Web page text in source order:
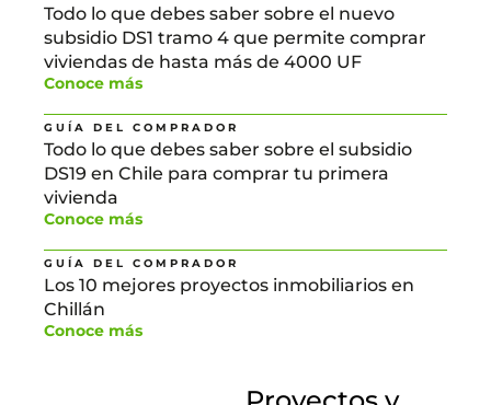
Todo lo que debes saber sobre el nuevo
subsidio DS1 tramo 4 que permite comprar
viviendas de hasta más de 4000 UF
Conoce más
GUÍA DEL COMPRADOR
Todo lo que debes saber sobre el subsidio
DS19 en Chile para comprar tu primera
vivienda
Conoce más
GUÍA DEL COMPRADOR
Los 10 mejores proyectos inmobiliarios en
Chillán
Conoce más